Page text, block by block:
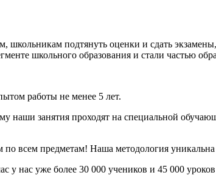
школьникам подтянуть оценки и сдать
школьного образования и стали частью
работы не менее 5 лет.
наши занятия проходят на специальной
всем предметам! Наша методология уникальна
у нас уже более 30 000 учеников и 45 000